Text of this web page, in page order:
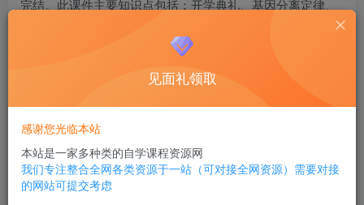
完结。此课件主要知识点包括：开学典礼、基因分离定律、
自由组合定律、伴性遗传、遗传系谱图与人类遗传病、基因
的本质、DNA的复制与基因的表达、生物变异、生物育种与
生物进化、内环境与稳态、神经调节、体液调节、免疫调
见面礼领取
感谢您光临本站
本站是一家多种类的自学课程资源网
我们专注整合全网各类资源于一站（可对接全网资源）需要对接
的网站可提交考虑